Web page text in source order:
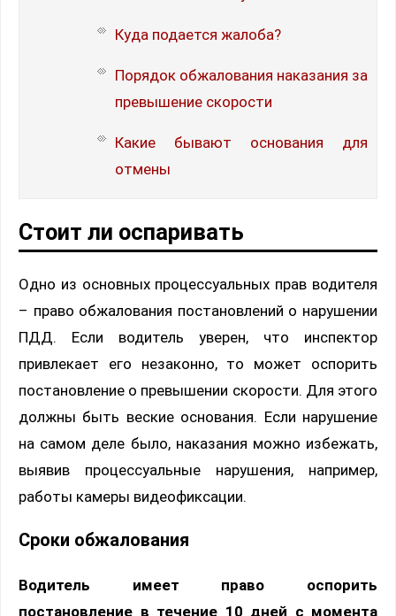
Куда подается жалоба?
Порядок обжалования наказания за
превышение скорости
Какие бывают основания для
отмены
Стоит ли оспаривать
Одно из основных процессуальных прав водителя
– право обжалования постановлений о нарушении
ПДД. Если водитель уверен, что инспектор
привлекает его незаконно, то может оспорить
постановление о превышении скорости. Для этого
должны быть веские основания. Если нарушение
на самом деле было, наказания можно избежать,
выявив процессуальные нарушения, например,
работы камеры видеофиксации.
Сроки обжалования
Водитель имеет право оспорить
постановление в течение 10 дней с момента